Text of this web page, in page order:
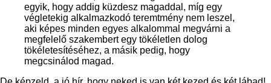
egyik, hogy addig küzdesz magaddal, míg egy
végletekig alkalmazkodó teremtmény nem leszel,
aki képes minden egyes alkalommal megvárni a
megfelelő szakembert egy tökéletlen dolog
tökéletesítéséhez, a másik pedig, hogy
megcsinálod magad.